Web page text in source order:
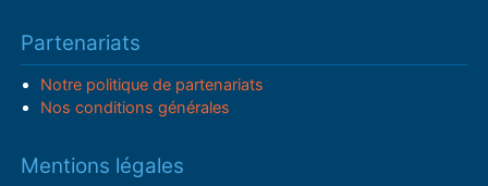
Partenariats
Notre politique de partenariats
Nos conditions générales
Mentions légales